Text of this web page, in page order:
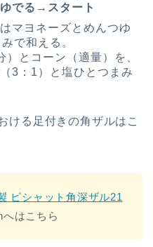
でる→スタート
マヨネーズとめんつゆ
で和える。
とコーン（適量）を、
3：1）と塩ひとつまみ
ける足付きの角ザルはこ
ピシャット角深ザル21
はこちら